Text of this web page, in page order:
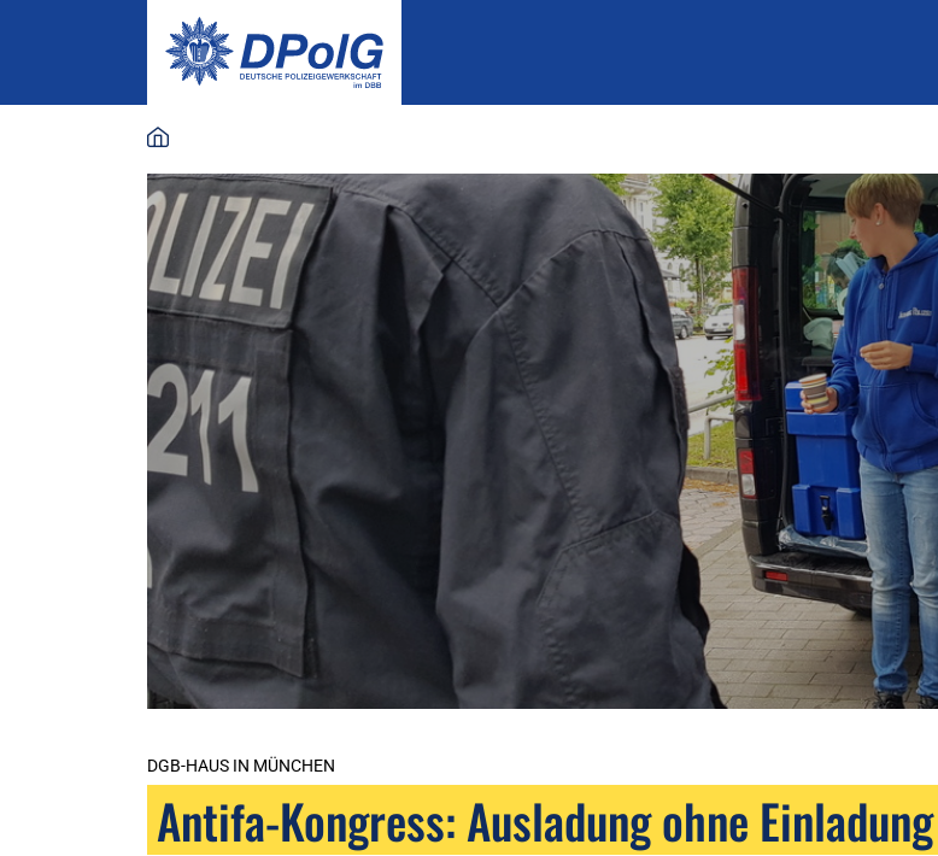
DGB-HAUS IN MÜNCHEN
Antifa-Kongress: Ausladung ohne Einladung